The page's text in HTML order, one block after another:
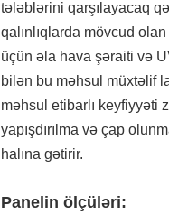
tələblərini qarşılayacaq
qalınlıqlarda mövcud
üçün əla hava şəraiti və
bilən bu məhsul müxtəlif
məhsul etibarlı keyfiyyəti
yapışdırılma və çap
halına gətirir.
Panelin ölçüləri: